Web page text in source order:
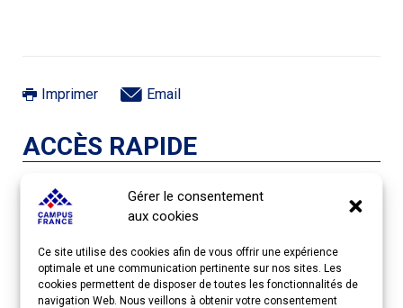
Gérer le consentement
aux cookies
Ce site utilise des cookies afin de vous offrir une expérience
optimale et une communication pertinente sur nos sites. Les
cookies permettent de disposer de toutes les fonctionnalités de
navigation Web. Nous veillons à obtenir votre consentement
Imprimer Email
ACCÈS RAPIDE
PRÉSENTATION DE L’ÉVÉNEMENT
INSCRIPTION